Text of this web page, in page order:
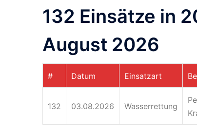
132 Einsätze in
August 2026
# Datum Einsatzart
132 03.08.2026 Wasserrettung